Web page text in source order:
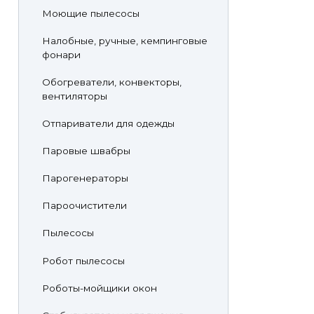
Моющие пылесосы
Налобные, ручные, кемпинговые
фонари
Обогреватели, конвекторы,
вентиляторы
Отпариватели для одежды
Паровые швабры
Парогенераторы
Пароочистители
Пылесосы
Робот пылесосы
Роботы-мойщики окон